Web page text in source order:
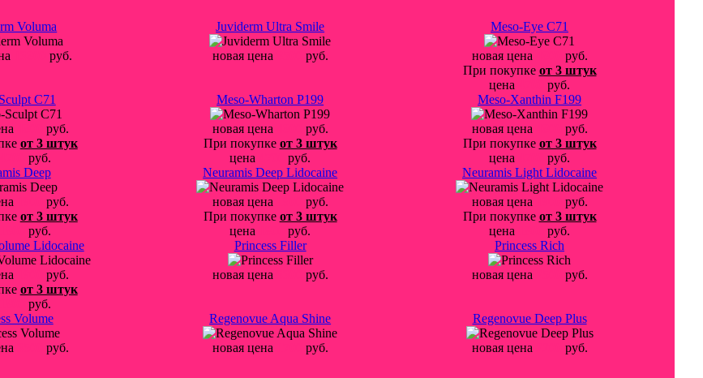
Voluma
руб.
Juviderm Ultra Smile
новая цена руб.
Meso-Eye C71
новая цена
руб.
При покупке от 3 штук
цена
руб.
C71
руб.
от 3 штук
руб.
Meso-Wharton P199
новая цена
руб.
При покупке от 3 штук
цена
руб.
Meso-Xanthin F199
новая цена
руб.
При покупке от 3 штук
цена
руб.
Deep
руб.
от 3 штук
руб.
Neuramis Deep Lidocaine
новая цена
руб.
При покупке от 3 штук
цена
руб.
Neuramis Light Lidocaine
новая цена
руб.
При покупке от 3 штук
цена
руб.
Lidocaine
руб.
от 3 штук
руб.
Princess Filler
новая цена руб.
Princess Rich
новая цена руб.
Volume
руб.
Regenovue Aqua Shine
новая цена руб.
Regenovue Deep Plus
новая цена руб.